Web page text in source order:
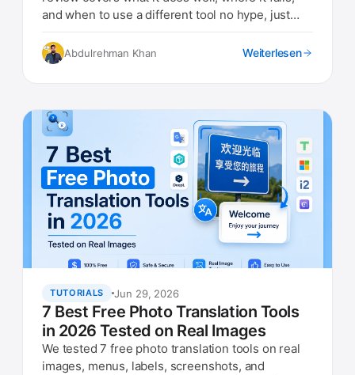
and when to use a different tool no hype, just
Abdulrehman Khan Weiterlesen
TUTORIALS Jun 29, 2026
7 Best Free Photo Translation Tools
in 2026 Tested on Real Images
We tested 7 free photo translation tools on real
images, menus, labels, screenshots, and